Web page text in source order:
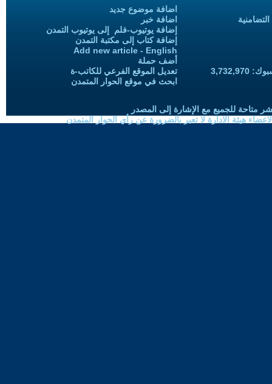
اضافة موضوع جديد
اضافة خبر
إضافة يوتيوب-فلم إلى يوتيوب التمدن
إضافة كتاب إلى مكتبة التمدن
Add new article - English
أضف حملة
تعديل الموقع الفرعي للكاتب-ة
ابحث في موقع الحوار المتمدن
متاحة للجميع مع الإشارة إلى المصدر
هيئة الادارة لا تعبر بالضرورة عن رأي الحوار المتمدن